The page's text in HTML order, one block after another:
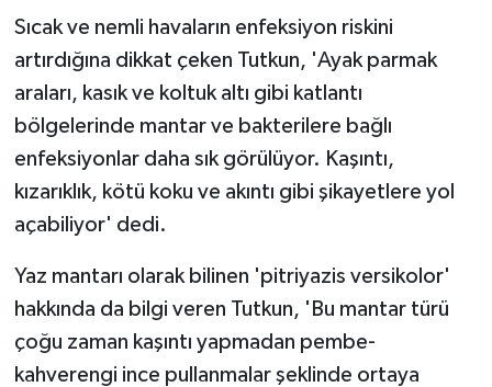
Sıcak ve nemli havaların enfeksiyon riskini
artırdığına dikkat çeken Tutkun, 'Ayak parmak
araları, kasık ve koltuk altı gibi katlantı
bölgelerinde mantar ve bakterilere bağlı
enfeksiyonlar daha sık görülüyor. Kaşıntı,
kızarıklık, kötü koku ve akıntı gibi şikayetlere yol
açabiliyor' dedi.
Yaz mantarı olarak bilinen 'pitriyazis versikolor'
hakkında da bilgi veren Tutkun, 'Bu mantar türü
çoğu zaman kaşıntı yapmadan pembe-
kahverengi ince pullanmalar şeklinde ortaya